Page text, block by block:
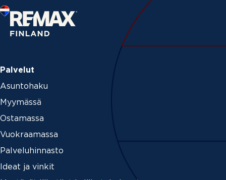
Palvelut
Asuntohaku
Myymässä
Ostamassa
Vuokraamassa
Palveluhinnasto
Ideat ja vinkit